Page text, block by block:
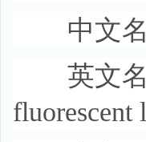
中文名
英文名称
fluorescent